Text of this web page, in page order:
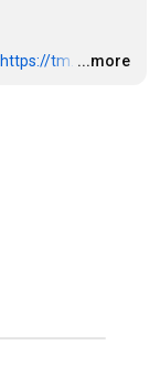
https://tm. …
...more